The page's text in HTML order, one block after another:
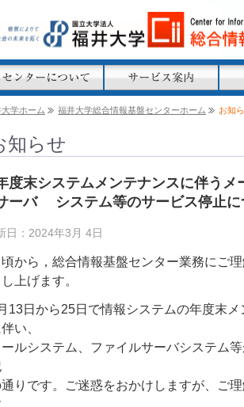
学ホーム 福井大学総合情報基盤センターホーム お知
知らせ
度末システムメンテナンスに伴うメ
ーバ システム等のサービス停止に
日：2024年3月 4日
頃から，総合情報基盤センター業務にご
上げます。
13日から25日で情報システムの年度末
い、
ールシステム、ファイルサーバシステム
りです。ご迷惑をおかけしますが、ご